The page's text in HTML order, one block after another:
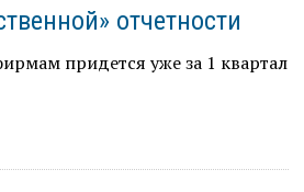
отчетности
придется уже за 1 квартал